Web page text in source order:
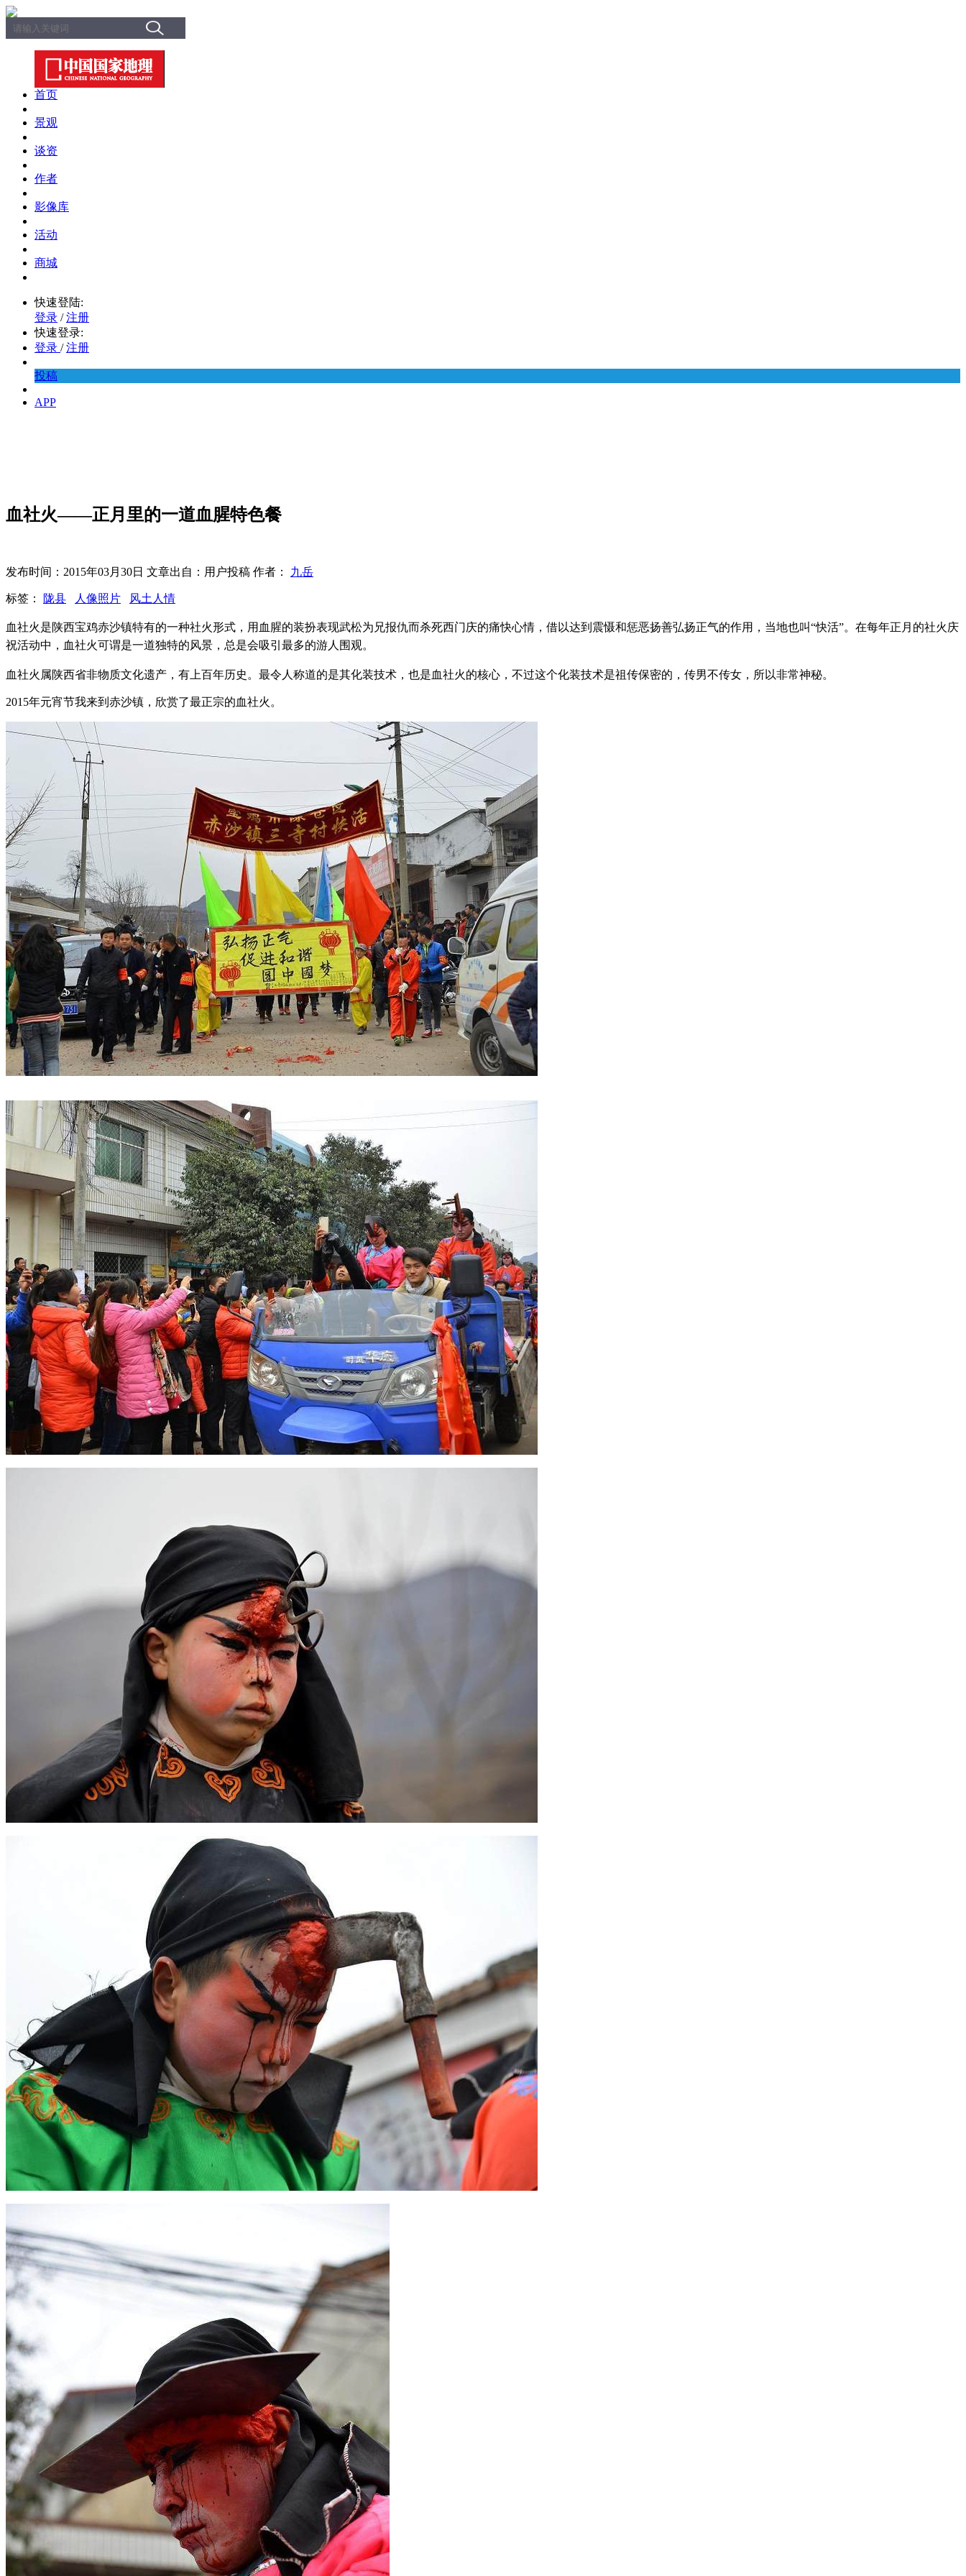
首页
景观
谈资
作者
影像库
活动
商城
快速登陆:
登录 / 注册
快速登录:
登录 / 注册
投稿
APP
血社火——正月里的一道血腥特色餐
发布时间：2015年03月30日 文章出自：用户投稿 作者： 九岳
标签： 陇县 人像照片 风土人情
血社火是陕西宝鸡赤沙镇特有的一种社火形式，用血腥的装扮表现武松为兄报仇而杀死西门庆的痛快心情，借以达到震慑和惩恶扬善弘扬正气的作用，当地也叫“快活”。在每年正月的社火庆
祝活动中，血社火可谓是一道独特的风景，总是会吸引最多的游人围观。
血社火属陕西省非物质文化遗产，有上百年历史。最令人称道的是其化装技术，也是血社火的核心，不过这个化装技术是祖传保密的，传男不传女，所以非常神秘。
2015年元宵节我来到赤沙镇，欣赏了最正宗的血社火。